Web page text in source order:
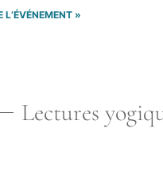
L’ÉVÉNEMENT »
Lectures